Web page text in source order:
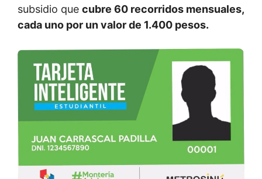
subsidio que cubre 60 recorridos mensuales,
cada uno por un valor de 1.400 pesos.